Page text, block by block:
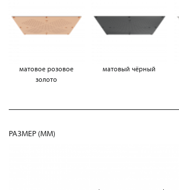
матовое розовое
золото
матовый чёрный
РАЗМЕР (MM)